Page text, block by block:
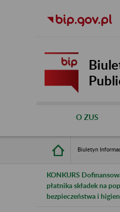
O ZUS
Biuletyn
KONKURS
płatnika składek na
bezpieczeństwa i